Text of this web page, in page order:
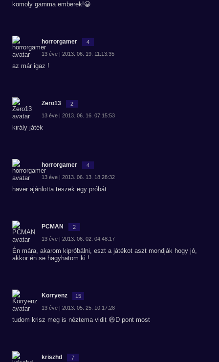
komoly gamma emberek!😀
horrorgamer 4
13 éve | 2013. 06. 19. 11:13:35
az már igaz !
Zero13 2
13 éve | 2013. 06. 16. 07:15:53
király játék
horrorgamer 4
13 éve | 2013. 06. 13. 18:28:32
haver ajánlotta teszek egy próbát
PCMAN 2
13 éve | 2013. 06. 02. 04:48:17
Én mára, akarom kipróbálni, eszt a játékot aszt mondják hogy jó,
akkor én se hagyhatom ki.!
Korryenz 15
13 éve | 2013. 05. 25. 10:17:28
tudom krisz meg is néztema vidit 😃D pont most
kriszhd 7